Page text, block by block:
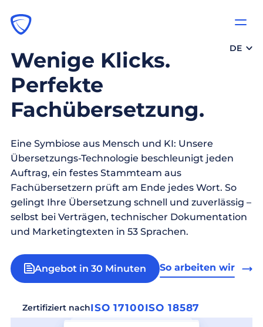
DE
Wenige Klicks.
Perfekte
Fachübersetzung.
Eine Symbiose aus Mensch und KI: Unsere
Übersetzungs-Technologie beschleunigt jeden
Auftrag, ein festes Stammteam aus
Fachübersetzern prüft am Ende jedes Wort. So
gelingt Ihre Übersetzung schnell und zuverlässig –
selbst bei Verträgen, technischer Dokumentation
und Marketingtexten in 53 Sprachen.
Angebot in 30 Minuten So arbeiten wir
Zertifiziert nachISO 17100ISO 18587